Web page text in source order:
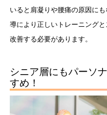
いると肩凝りや腰痛の原因に
導により正しいトレーニング
改善する必要があります。
シニア層にもパーソ
すめ！